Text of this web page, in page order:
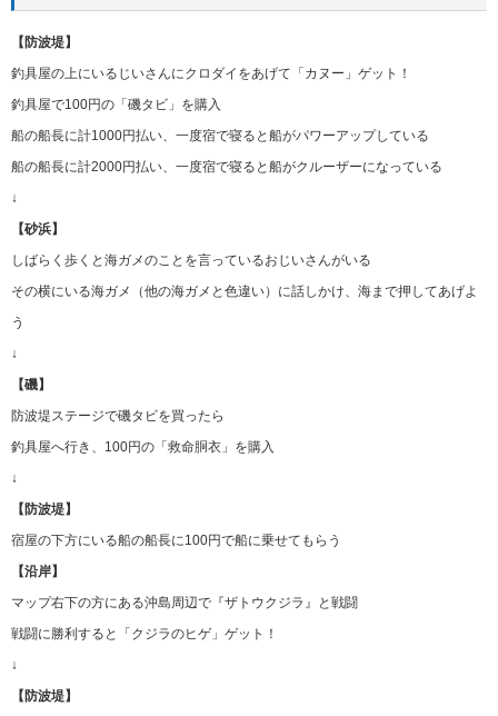
【防波堤】
釣具屋の上にいるじいさんにクロダイをあげて「カヌー」ゲット！
釣具屋で100円の「磯タビ」を購入
船の船長に計1000円払い、一度宿で寝ると船がパワーアップしている
船の船長に計2000円払い、一度宿で寝ると船がクルーザーになっている
↓
【砂浜】
しばらく歩くと海ガメのことを言っているおじいさんがいる
その横にいる海ガメ（他の海ガメと色違い）に話しかけ、海まで押してあげよ
う
↓
【磯】
防波堤ステージで磯タビを買ったら
釣具屋へ行き、100円の「救命胴衣」を購入
↓
【防波堤】
宿屋の下方にいる船の船長に100円で船に乗せてもらう
【沿岸】
マップ右下の方にある沖島周辺で『ザトウクジラ』と戦闘
戦闘に勝利すると「クジラのヒゲ」ゲット！
↓
【防波堤】